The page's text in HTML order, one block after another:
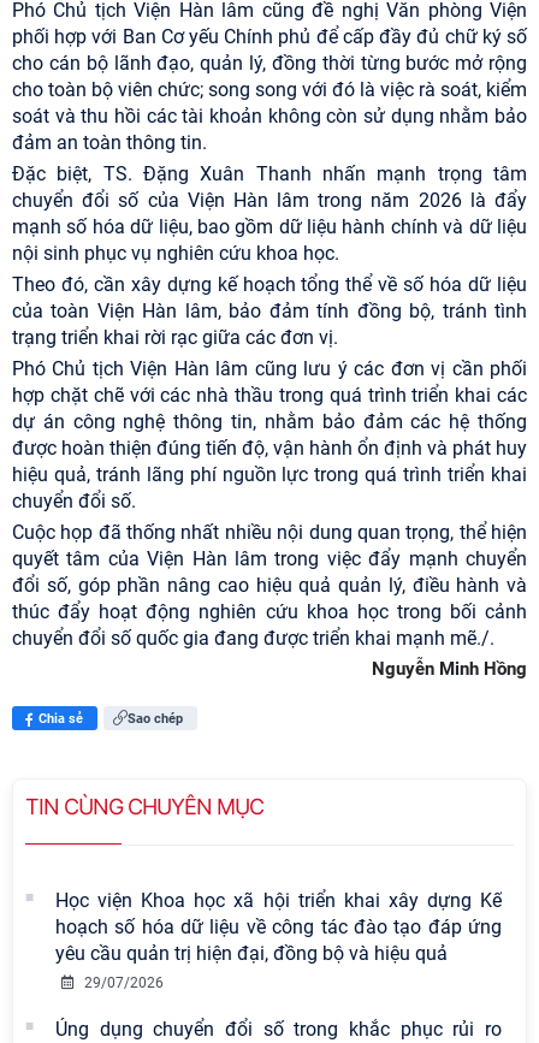
Phó Chủ tịch Viện Hàn lâm cũng đề nghị Văn phòng Viện
phối hợp với Ban Cơ yếu Chính phủ để cấp đầy đủ chữ ký số
cho cán bộ lãnh đạo, quản lý, đồng thời từng bước mở rộng
cho toàn bộ viên chức; song song với đó là việc rà soát, kiểm
soát và thu hồi các tài khoản không còn sử dụng nhằm bảo
đảm an toàn thông tin.
Đặc biệt, TS. Đặng Xuân Thanh nhấn mạnh trọng tâm
chuyển đổi số của Viện Hàn lâm trong năm 2026 là đẩy
mạnh số hóa dữ liệu, bao gồm dữ liệu hành chính và dữ liệu
nội sinh phục vụ nghiên cứu khoa học.
Theo đó, cần xây dựng kế hoạch tổng thể về số hóa dữ liệu
của toàn Viện Hàn lâm, bảo đảm tính đồng bộ, tránh tình
trạng triển khai rời rạc giữa các đơn vị.
Phó Chủ tịch Viện Hàn lâm cũng lưu ý các đơn vị cần phối
hợp chặt chẽ với các nhà thầu trong quá trình triển khai các
dự án công nghệ thông tin, nhằm bảo đảm các hệ thống
được hoàn thiện đúng tiến độ, vận hành ổn định và phát huy
hiệu quả, tránh lãng phí nguồn lực trong quá trình triển khai
chuyển đổi số.
Cuộc họp đã thống nhất nhiều nội dung quan trọng, thể hiện
quyết tâm của Viện Hàn lâm trong việc đẩy mạnh chuyển
đổi số, góp phần nâng cao hiệu quả quản lý, điều hành và
thúc đẩy hoạt động nghiên cứu khoa học trong bối cảnh
chuyển đổi số quốc gia đang được triển khai mạnh mẽ./.
Nguyễn Minh Hồng
Chia sẻ Sao chép
TIN CÙNG CHUYÊN MỤC
Học viện Khoa học xã hội triển khai xây dựng Kế
hoạch số hóa dữ liệu về công tác đào tạo đáp ứng
yêu cầu quản trị hiện đại, đồng bộ và hiệu quả
29/07/2026
Úng dụng chuyển đổi số trong khắc phục rủi ro